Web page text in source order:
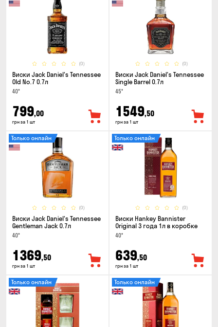
(0)
Виски Jack Daniel's Tennessee
Old No.7 0.7л
40°
799,00
грн за 1 шт
(0)
Виски Jack Daniel's Tennessee
Single Barrel 0.7л
45°
1549,50
грн за 1 шт
(0)
Только онлайн
Виски Jack Daniel's Tennessee
Gentleman Jack 0.7л
40°
1369,50
грн за 1 шт
(0)
Только онлайн
Виски Hankey Bannister
Original 3 года 1л в коробке
40°
639,50
грн за 1 шт
Только онлайн Только онлайн